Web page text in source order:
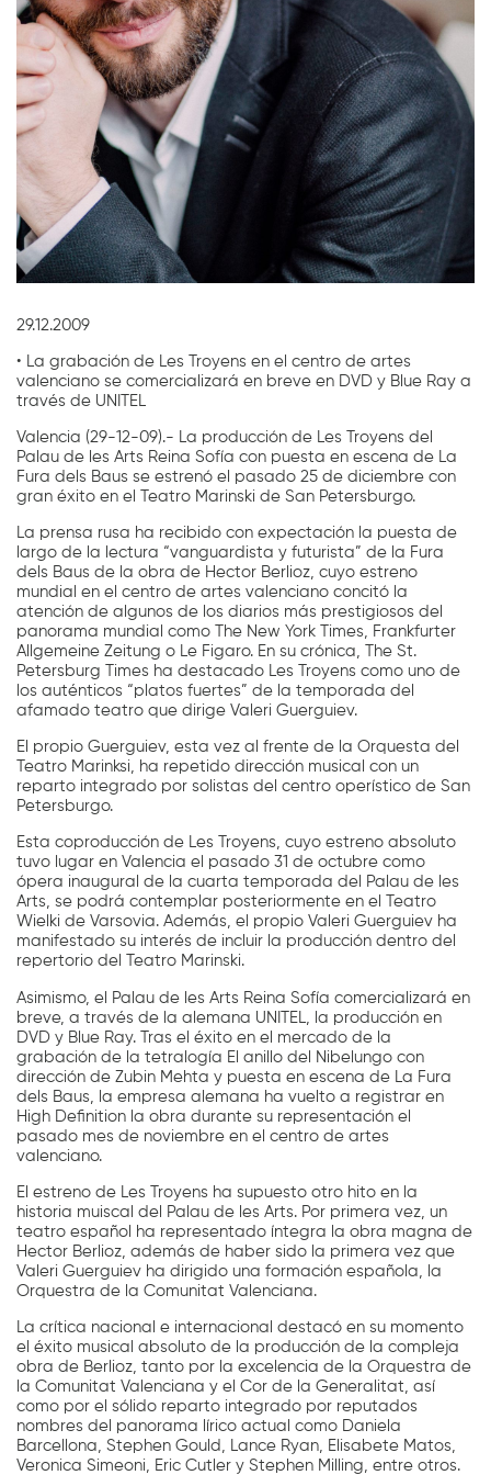
29.12.2009
• La grabación de Les Troyens en el centro de artes
valenciano se comercializará en breve en DVD y Blue Ray a
través de UNITEL
Valencia (29-12-09).- La producción de Les Troyens del
Palau de les Arts Reina Sofía con puesta en escena de La
Fura dels Baus se estrenó el pasado 25 de diciembre con
gran éxito en el Teatro Marinski de San Petersburgo.
La prensa rusa ha recibido con expectación la puesta de
largo de la lectura “vanguardista y futurista” de la Fura
dels Baus de la obra de Hector Berlioz, cuyo estreno
mundial en el centro de artes valenciano concitó la
atención de algunos de los diarios más prestigiosos del
panorama mundial como The New York Times, Frankfurter
Allgemeine Zeitung o Le Figaro. En su crónica, The St.
Petersburg Times ha destacado Les Troyens como uno de
los auténticos “platos fuertes” de la temporada del
afamado teatro que dirige Valeri Guerguiev.
El propio Guerguiev, esta vez al frente de la Orquesta del
Teatro Marinksi, ha repetido dirección musical con un
reparto integrado por solistas del centro operístico de San
Petersburgo.
Esta coproducción de Les Troyens, cuyo estreno absoluto
tuvo lugar en Valencia el pasado 31 de octubre como
ópera inaugural de la cuarta temporada del Palau de les
Arts, se podrá contemplar posteriormente en el Teatro
Wielki de Varsovia. Además, el propio Valeri Guerguiev ha
manifestado su interés de incluir la producción dentro del
repertorio del Teatro Marinski.
Asimismo, el Palau de les Arts Reina Sofía comercializará en
breve, a través de la alemana UNITEL, la producción en
DVD y Blue Ray. Tras el éxito en el mercado de la
grabación de la tetralogía El anillo del Nibelungo con
dirección de Zubin Mehta y puesta en escena de La Fura
dels Baus, la empresa alemana ha vuelto a registrar en
High Definition la obra durante su representación el
pasado mes de noviembre en el centro de artes
valenciano.
El estreno de Les Troyens ha supuesto otro hito en la
historia muiscal del Palau de les Arts. Por primera vez, un
teatro español ha representado íntegra la obra magna de
Hector Berlioz, además de haber sido la primera vez que
Valeri Guerguiev ha dirigido una formación española, la
Orquestra de la Comunitat Valenciana.
La crítica nacional e internacional destacó en su momento
el éxito musical absoluto de la producción de la compleja
obra de Berlioz, tanto por la excelencia de la Orquestra de
la Comunitat Valenciana y el Cor de la Generalitat, así
como por el sólido reparto integrado por reputados
nombres del panorama lírico actual como Daniela
Barcellona, Stephen Gould, Lance Ryan, Elisabete Matos,
Veronica Simeoni, Eric Cutler y Stephen Milling, entre otros.